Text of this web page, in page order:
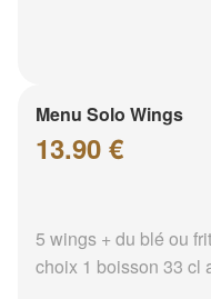
Menu Solo Wings
13.90 €
5 wings + du blé ou
choix 1 boisson 33 cl